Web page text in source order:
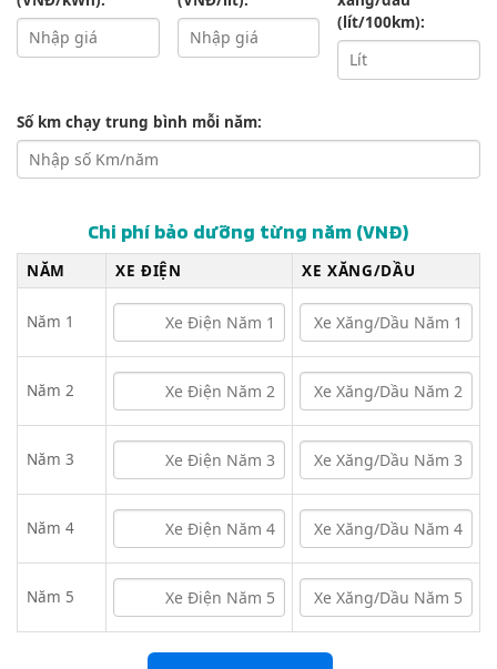
(lít/100km):
Số km chạy trung bình mỗi năm:
Chi phí bảo dưỡng từng năm (VNĐ)
NĂM XE ĐIỆN XE XĂNG/DẦU
Năm 1
Năm 2
Năm 3
Năm 4
Năm 5